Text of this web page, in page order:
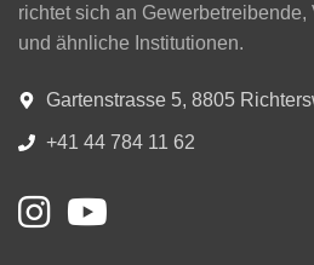
richtet sich an Gewerbetreibende,
und ähnliche Institutionen.
Gartenstrasse 5, 8805
+41 44 784 11 62